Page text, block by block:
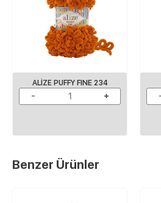
ALIZE PUFFY FINE 234
Benzer Ürünler